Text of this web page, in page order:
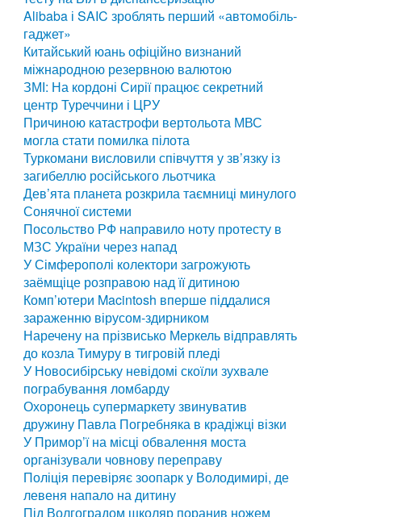
Alibaba і SAIC зроблять перший «автомобіль-
гаджет»
Китайський юань офіційно визнаний
міжнародною резервною валютою
ЗМІ: На кордоні Сирії працює секретний
центр Туреччини і ЦРУ
Причиною катастрофи вертольота МВС
могла стати помилка пілота
Туркомани висловили співчуття у зв’язку із
загибеллю російського льотчика
Дев’ята планета розкрила таємниці минулого
Сонячної системи
Посольство РФ направило ноту протесту в
МЗС України через напад
У Сімферополі колектори загрожують
заёмщіце розправою над її дитиною
Комп’ютери Macintosh вперше піддалися
зараженню вірусом-здирником
Наречену на прізвисько Меркель відправлять
до козла Тимуру в тигровій пледі
У Новосибірську невідомі скоїли зухвале
пограбування ломбарду
Охоронець супермаркету звинуватив
дружину Павла Погребняка в крадіжці візки
У Примор’ї на місці обвалення моста
організували човнову переправу
Поліція перевіряє зоопарк у Володимирі, де
левеня напало на дитину
Під Волгоградом школяр поранив ножем